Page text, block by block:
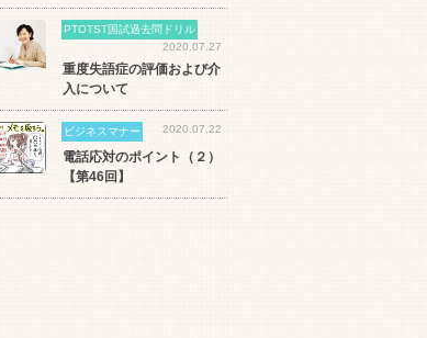
PTOTST国試過去問ドリル
2020.07.27
重度失語症の評価および介
入について
ビジネスマナー 2020.07.22
電話応対のポイント（２）
【第46回】